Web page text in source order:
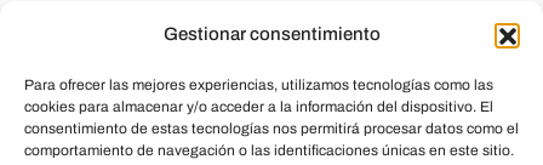
Gestionar consentimiento
Para ofrecer las mejores experiencias, utilizamos tecnologías como las
cookies para almacenar y/o acceder a la información del dispositivo. El
consentimiento de estas tecnologías nos permitirá procesar datos como el
comportamiento de navegación o las identificaciones únicas en este sitio.
Aviso legal
Política de privacidad